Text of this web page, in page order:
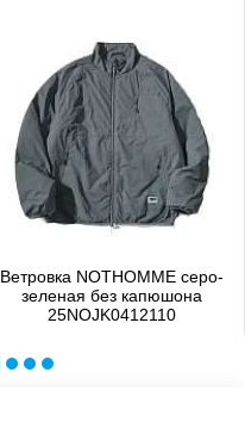
Ветровка NOTHOMME серо-
зеленая без капюшона
25NOJK0412110